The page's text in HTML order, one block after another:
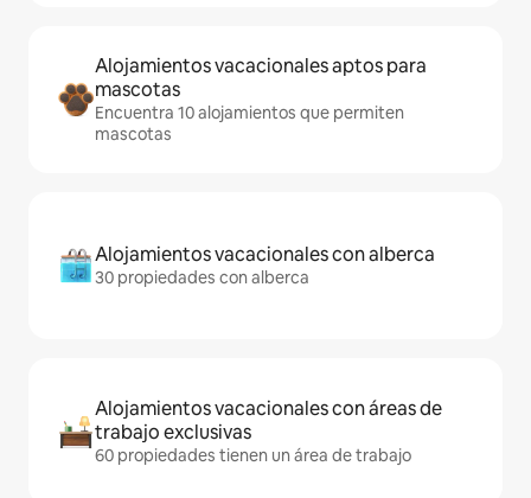
Alojamientos vacacionales aptos para
mascotas
Encuentra 10 alojamientos que permiten
mascotas
Alojamientos vacacionales con alberca
30 propiedades con alberca
Alojamientos vacacionales con áreas de
trabajo exclusivas
60 propiedades tienen un área de trabajo